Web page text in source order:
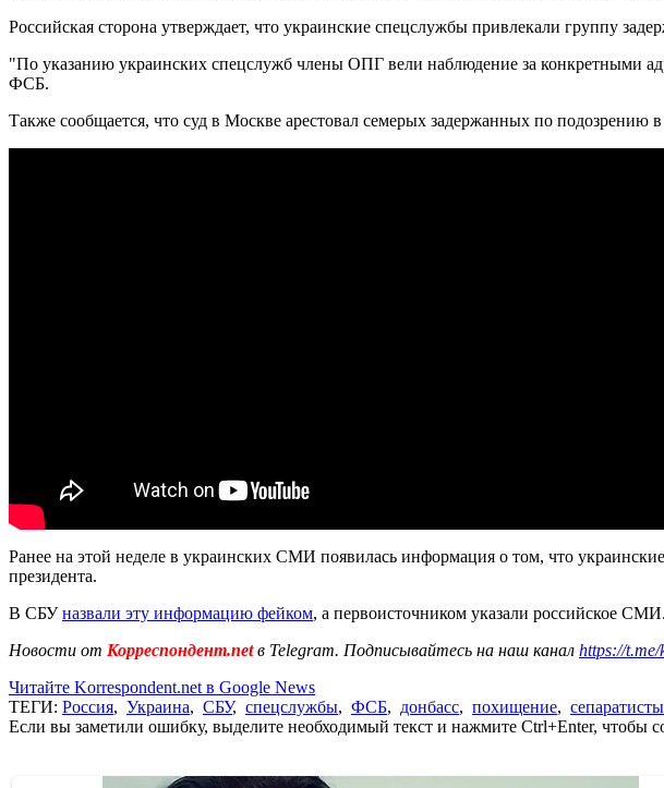
Российская сторона утверждает, что украинские спецслужбы привлекали группу
"По указанию украинских спецслужб члены ОПГ вели наблюдение за конкретными
ФСБ.
Также сообщается, что суд в Москве арестовал семерых задержанных по подозрению
Ранее на этой неделе в украинских СМИ появилась информация о том, что
президента.
В СБУназвали эту информацию фейком, а первоисточником указали российское СМИ.
Новости от Корреспондент.netв Telegram. Подписывайтесь на наш канал https://t.me/
Читайте Korrespondent.net в Google News
ТЕГИ: Россия, Украина, СБУ, спецслужбы, ФСБ, донбасс, похищение, сепаратисты
Если вы заметили ошибку, выделите необходимый текст и нажмите Ctrl+Enter, чтобы